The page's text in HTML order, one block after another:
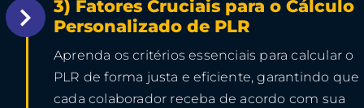
3) Fatores Cruciais para o Cálculo
Personalizado de PLR
Aprenda os critérios essenciais para calcular o
PLR de forma justa e eficiente, garantindo que
cada colaborador receba de acordo com sua